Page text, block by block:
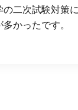
二次試験対策
かったです。